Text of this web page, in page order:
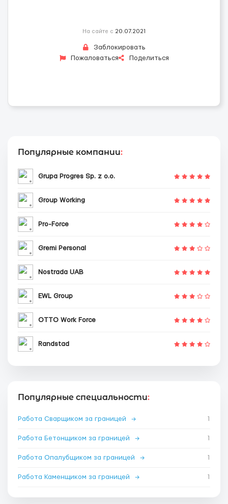
На сайте с 20.07.2021
Заблокировать
Пожаловаться
Поделиться
Популярные компании:
Grupa Progres Sp. z o.o.
Group Working
Pro-Force
Gremi Personal
Nostrada UAB
EWL Group
OTTO Work Force
Randstad
Популярные специальности:
Работа Сварщиком за границей → 1
Работа Бетонщиком за границей → 1
Работа Опалубщиком за границей → 1
Работа Каменщиком за границей → 1